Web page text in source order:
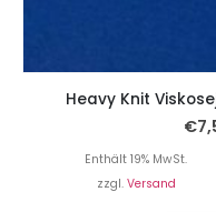
Heavy Knit
€
Enthält 19% MwSt.
zzgl. Versand